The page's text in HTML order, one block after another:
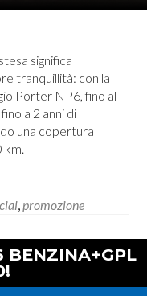
significa
tranquillità: con la
Porter NP6, fino al
a 2 anni di
una copertura
km.
,promozione
BENZINA+GPL